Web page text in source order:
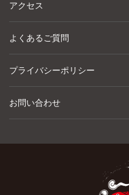
アクセス
よくあるご質問
プライバシーポリシー
お問い合わせ